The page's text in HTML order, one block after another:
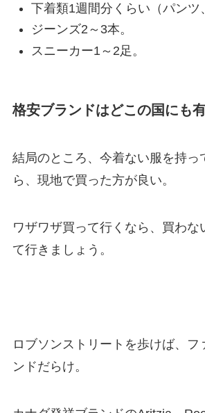
下着類1週間分くらい（パンツ
ジーンズ2～3本。
スニーカー1～2足。
格安ブランドはどこの国にも有
結局のところ、今着ない服を持っ
ら、現地で買った方が良い。
ワザワザ買って行くなら、買わな
て行きましょう。
ロブソンストリートを歩けば、フ
ンドだらけ。